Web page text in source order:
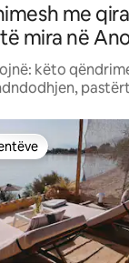
me
mira në
këto
të klientëve